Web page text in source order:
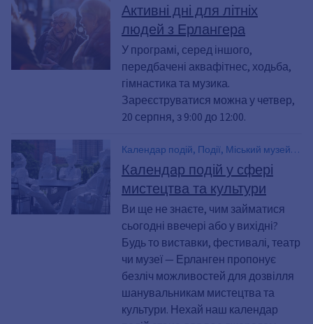
Активні дні для літніх
людей з Ерлангера
У програмі, серед іншого,
передбачені аквафітнес, ходьба,
гімнастика та музика.
Зареєструватися можна у четвер,
20 серпня, з 9:00 до 12:00.
Календар подій, Події, Міський музей,
Театр, Міська бібліотека, Палац
мистецтв, Фестиваль лялькового
театру, Фігури. Театр. Фестиваль,
Фестиваль лялькового театру,
Міжнародний салон коміксів, Салон
коміксів, VHS, Школа мистецтв для
молоді, Народний університет для
дорослих
Календар подій у сфері
мистецтва та культури
Ви ще не знаєте, чим займатися
сьогодні ввечері або у вихідні?
Будь то виставки, фестивалі, театр
чи музеї — Ерланген пропонує
безліч можливостей для дозвілля
шанувальникам мистецтва та
культури. Нехай наш календар